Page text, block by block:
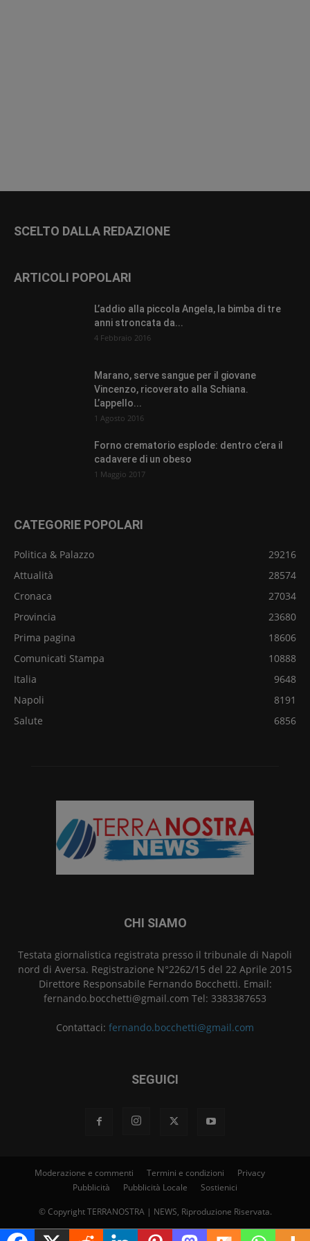
SCELTO DALLA REDAZIONE
ARTICOLI POPOLARI
L’addio alla piccola Angela, la bimba di tre
anni stroncata da...
4 Febbraio 2016
Marano, serve sangue per il giovane
Vincenzo, ricoverato alla Schiana.
L’appello...
1 Agosto 2016
Forno crematorio esplode: dentro c’era il
cadavere di un obeso
1 Maggio 2017
CATEGORIE POPOLARI
Politica & Palazzo
29216
Attualità
28574
Cronaca
27034
Provincia
23680
Prima pagina
18606
Comunicati Stampa
10888
Italia
9648
Napoli
8191
Salute
6856
CHI SIAMO
Testata giornalistica registrata presso il tribunale di Napoli
nord di Aversa. Registrazione N°2262/15 del 22 Aprile 2015
Direttore Responsabile Fernando Bocchetti. Email:
fernando.bocchetti@gmail.com Tel: 3383387653
Contattaci: fernando.bocchetti@gmail.com
SEGUICI
Moderazione e commenti Termini e condizioni
Privacy
Pubblicità
Pubblicità Locale Sostienici
© Copyright TERRANOSTRA | NEWS, Riproduzione Riservata.